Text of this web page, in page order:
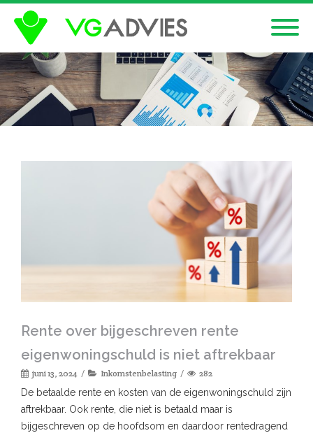
Rente over bijgeschreven rente
eigenwoningschuld is niet aftrekbaar
juni 13, 2024 Inkomstenbelasting 282
De betaalde rente en kosten van de eigenwoningschuld zijn
aftrekbaar. Ook rente, die niet is betaald maar is
bijgeschreven op de hoofdsom en daardoor rentedragend